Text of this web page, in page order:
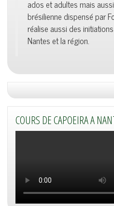
ados et adultes mais
brésilienne dispensé par
réalise aussi des
Nantes et la région.
COURS DE CAPOEIRA A